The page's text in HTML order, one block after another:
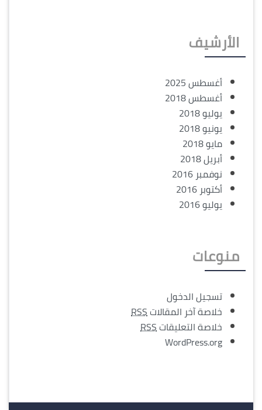
الأرشيف
أغسطس 2025
أغسطس 2018
يوليو 2018
يونيو 2018
مايو 2018
أبريل 2018
نوفمبر 2016
أكتوبر 2016
يوليو 2016
منوعات
تسجيل الدخول
خلاصة آخر المقالاتRSS
خلاصة التعليقاتRSS
WordPress.org